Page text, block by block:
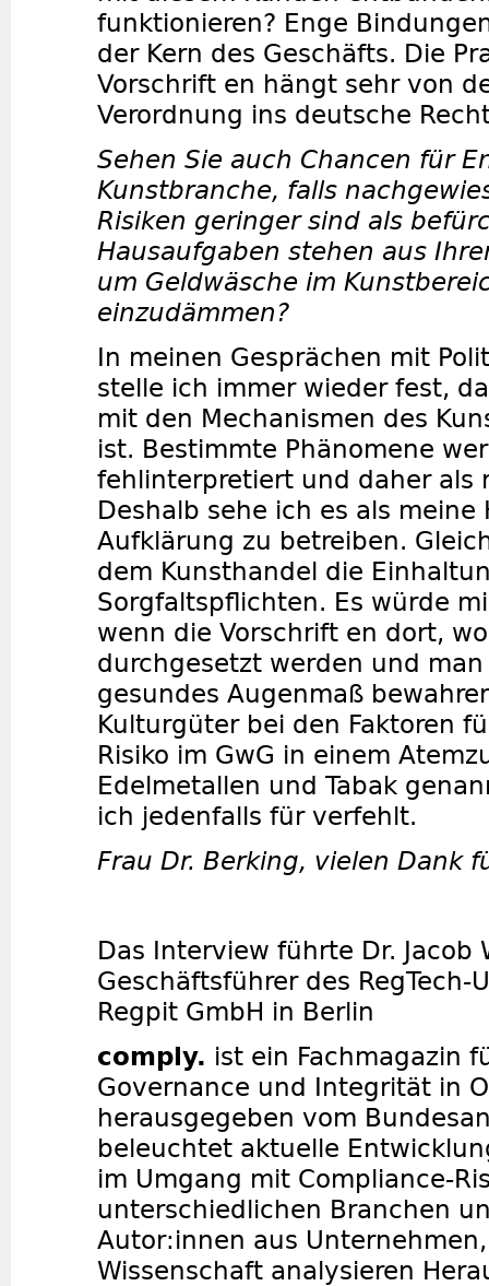
funktionieren? Enge
der Kern des Geschäfts. Die
Vorschrift en hängt sehr von
Verordnung ins deutsche
Sehen Sie auch Chancen für
Kunstbranche, falls
Risiken geringer sind als
Hausaufgaben stehen aus
um Geldwäsche im
einzudämmen?
In meinen Gesprächen mit
stelle ich immer wieder fest,
mit den Mechanismen des
ist. Bestimmte Phänomene
fehlinterpretiert und daher als
Deshalb sehe ich es als
Aufklärung zu betreiben.
dem Kunsthandel die
Sorgfaltspflichten. Es würde
wenn die Vorschrift en dort,
durchgesetzt werden und
gesundes Augenmaß
Kulturgüter bei den Faktoren
Risiko im GwG in einem
Edelmetallen und Tabak
ich jedenfalls für verfehlt.
Frau Dr. Berking, vielen Dank
Das Interview führte Dr. Jacob
Geschäftsführer des RegTech-
Regpit GmbH in Berlin
comply. ist ein Fachmagazin
Governance und Integrität in
herausgegeben vom
beleuchtet aktuelle
im Umgang mit Compliance-
unterschiedlichen Branchen
Autor:innen aus
Wissenschaft analysieren